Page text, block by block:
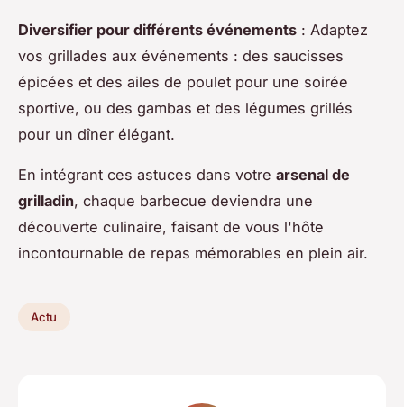
Diversifier pour différents événements : Adaptez
vos grillades aux événements : des saucisses
épicées et des ailes de poulet pour une soirée
sportive, ou des gambas et des légumes grillés
pour un dîner élégant.
En intégrant ces astuces dans votre arsenal de
grilladin, chaque barbecue deviendra une
découverte culinaire, faisant de vous l'hôte
incontournable de repas mémorables en plein air.
Actu